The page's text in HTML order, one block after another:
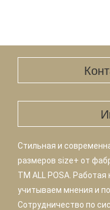
Стильная и
размеров size+ от
TM ALL POSA.
учитываем мнения и
Сотрудничество по